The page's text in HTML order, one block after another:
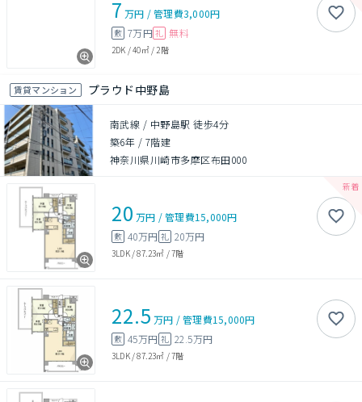
7 万円 /管理費3,000円
敷 7万円 礼 無料
2DK /40㎡/ 2階
賃貸マンション プラウド中野島
南武線 / 中野島駅 徒歩4分
築6年 / 7階建
神奈川県川崎市多摩区布田000
20 万円 /管理費15,000円
敷 40万円 礼 20万円
3LDK/87.23㎡ /7階
22.5 万円 /管理費15,000円
敷 45万円 礼 22.5万円
3LDK/87.23㎡ /7階